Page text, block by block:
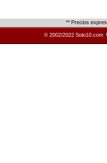
** Precios
© 2002/2022 Solo10.com